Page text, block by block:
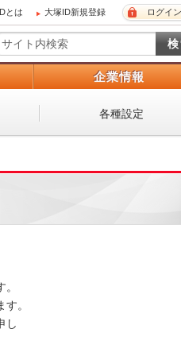
とは 大塚ID新規登録 ログイン
企業情報
各種設定
。
す。
し